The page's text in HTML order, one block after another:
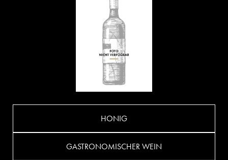
HONIG
GASTRONOMISCHER WEIN